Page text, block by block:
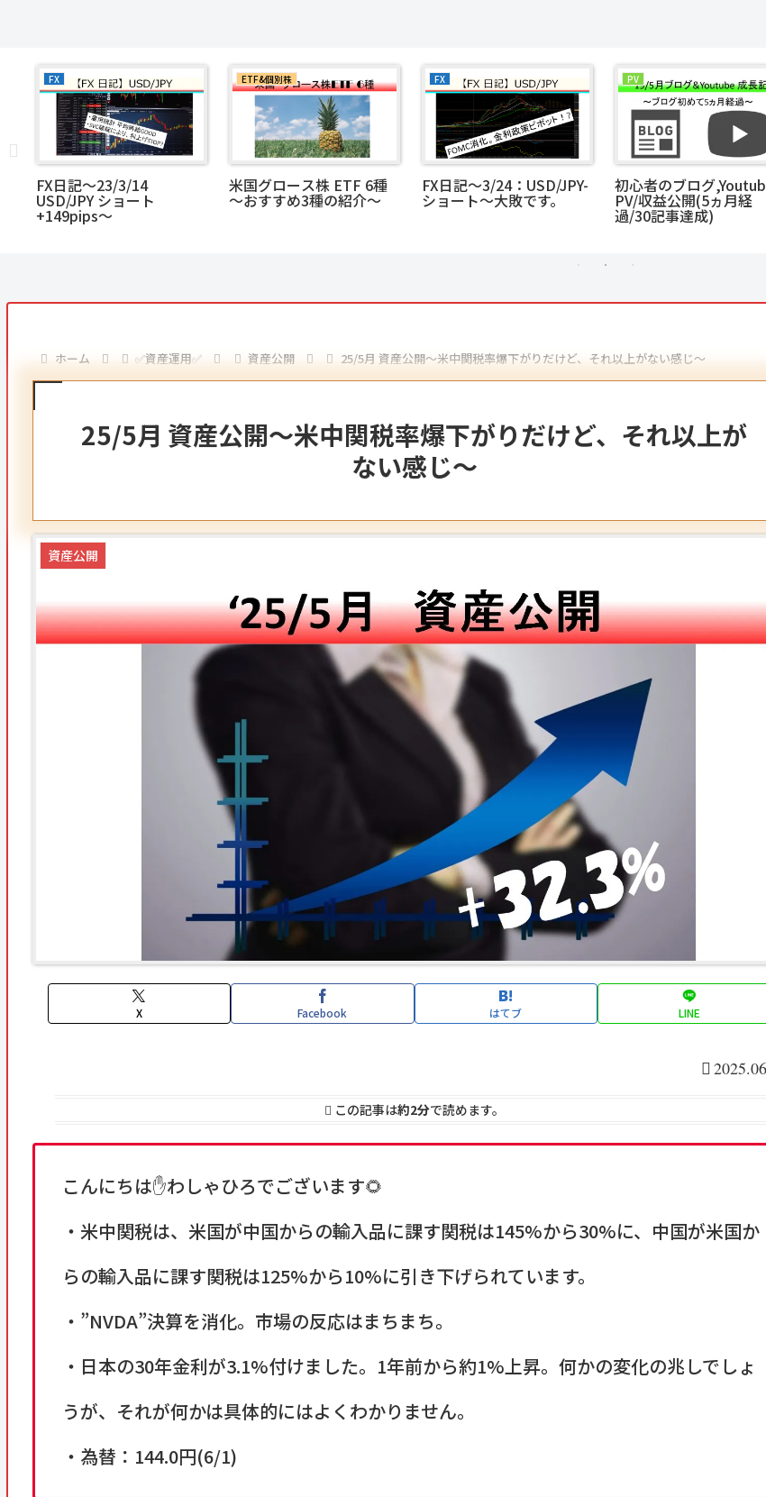
FX
FX日記～23/3/14
USD/JPY ショート
+149pips～
ETF&個別株
米国グロース株 ETF 6種
～おすすめ3種の紹介～
FX
FX日記～3/24：USD/JPY-
ショート～大敗です。
PV
初心者のブログ
PV/収益公開(5ヵ月経
過/30記事達成)
ホーム ✅資産運用✅ 資産公開 25/5月 資産公開～米中関税率爆下がりだけど、それ以上がない感じ～
25/5月 資産公開～米中関税率爆下がりだけど、それ以上が
ない感じ～
資産公開
X Facebook はてブ LINE
この記事は約2分で読めます。
こんにちは✋わしゃひろでございます🌻
・米中関税は、米国が中国からの輸入品に課す関税は145%から30%に、中国が米国か
らの輸入品に課す関税は125%から10%に引き下げられています。
・”NVDA”決算を消化。市場の反応はまちまち。
・日本の30年金利が3.1%付けました。1年前から約1%上昇。何かの変化の兆しでしょ
うが、それが何かは具体的にはよくわかりません。
・為替：144.0円(6/1)